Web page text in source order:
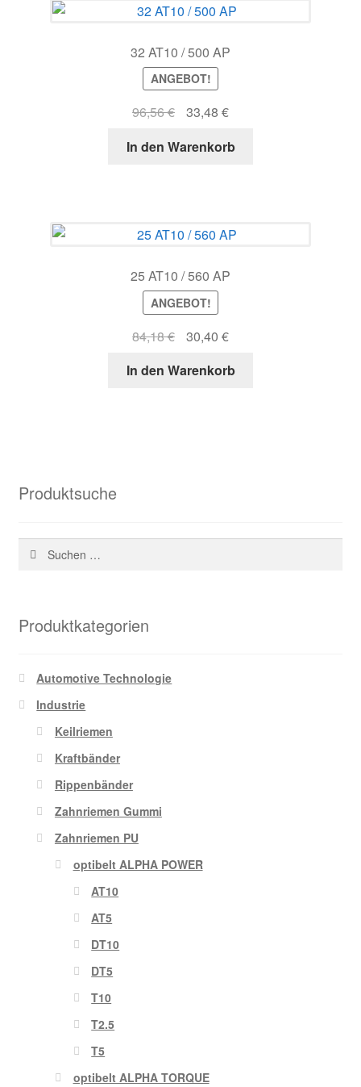
32 AT10 / 500 AP
ANGEBOT!
96,56€
Ursprünglicher
war:
33,48 €Aktueller
ist:
In den Warenkorb
25 AT10 / 560 AP
ANGEBOT!
84,18€
Ursprünglicher
war:
30,40 €Aktueller
ist:
In den Warenkorb
Produktsuche
Suchen
Produktkategorien
Automotive Technologie
Industrie
Keilriemen
Kraftbänder
Rippenbänder
Zahnriemen Gummi
Zahnriemen PU
optibelt ALPHA POWER
AT10
AT5
DT10
DT5
T10
T2.5
T5
optibelt ALPHA TORQUE